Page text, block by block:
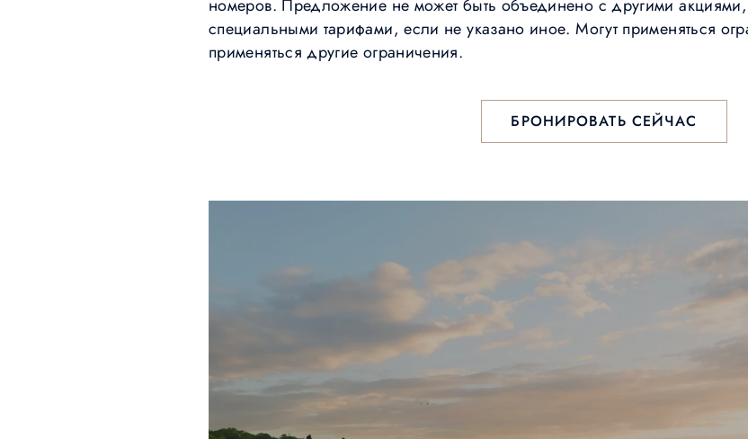
номеров. Предложение не может быть объединено с другими
специальными тарифами, если не указано иное. Могут применяться
применяться другие ограничения.
БРОНИРОВАТЬ СЕЙЧАС